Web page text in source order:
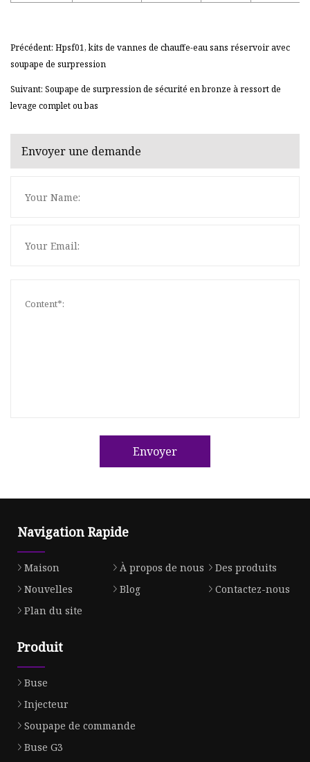
Précédent: Hpsf01, kits de vannes de chauffe-eau sans réservoir avec
soupape de surpression
Suivant: Soupape de surpression de sécurité en bronze à ressort de
levage complet ou bas
Envoyer une demande
Envoyer
Navigation Rapide
Maison À propos de nous
Des produits
Nouvelles
Blog
Contactez-nous
Plan du site
Produit
Buse
Injecteur
Soupape de commande
Buse G3